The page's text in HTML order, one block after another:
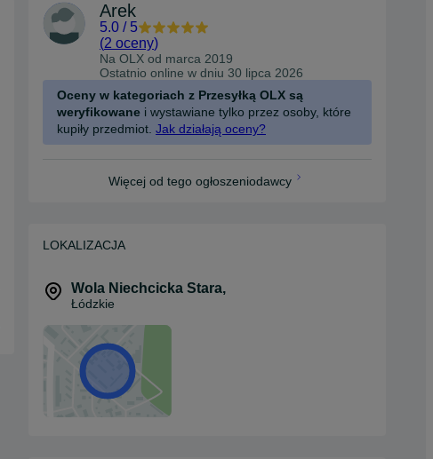
Arek
5.0 / 5
(2 oceny)
Na OLX od marca 2019
Ostatnio online w dniu 30 lipca 2026
Oceny w kategoriach z Przesyłką OLX są
weryfikowane i wystawiane tylko przez osoby, które
kupiły przedmiot. Jak działają oceny?
Więcej od tego ogłoszeniodawcy
LOKALIZACJA
Wola Niechcicka Stara,
Łódzkie